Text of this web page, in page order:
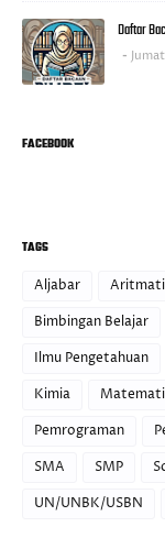
Daftar
FACEBOOK
TAGS
Aljabar
Bimbingan Belajar
Ilmu Pengetahuan
Kimia
Pemrograman
SMA
SMP
UN/UNBK/USBN